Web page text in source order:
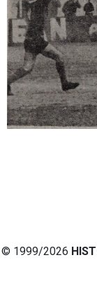
© 1999/2026